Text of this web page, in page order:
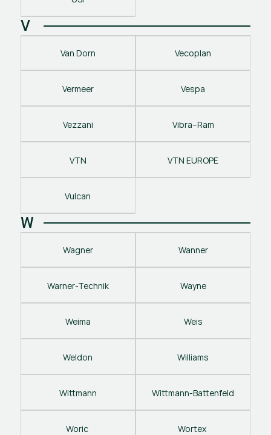
V
Van Dorn Vecoplan
Vermeer Vespa
Vezzani Vibra–Ram
VTN VTN EUROPE
Vulcan
W
Wagner Wanner
Warner-Technik Wayne
Weima Weis
Weldon Williams
Wittmann Wittmann-Battenfeld
Woric Wortex